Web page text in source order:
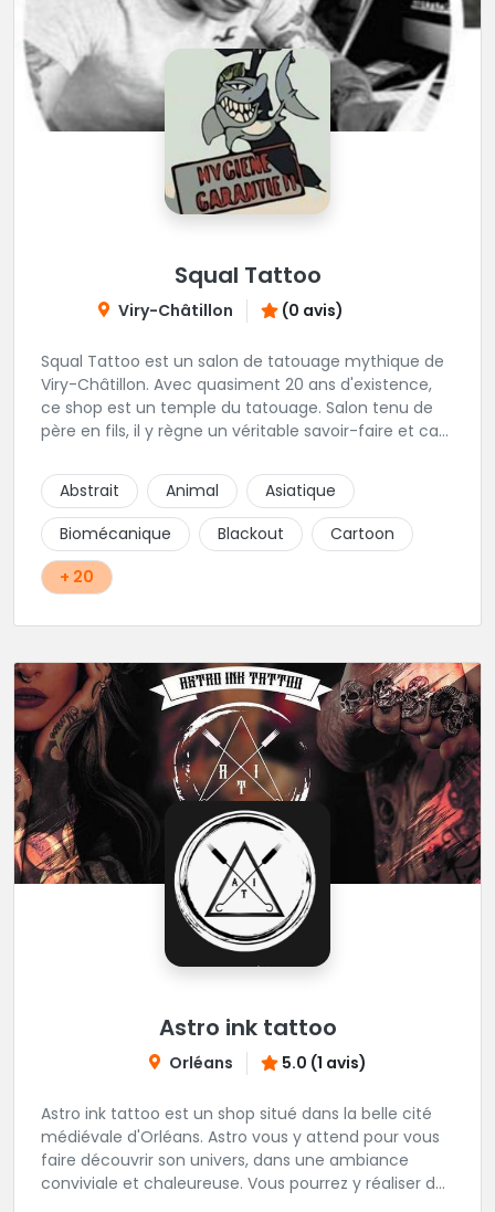
Squal Tattoo
Viry-Châtillon (0 avis)
Squal Tattoo est un salon de tatouage mythique de
Viry-Châtillon. Avec quasiment 20 ans d'existence,
ce shop est un temple du tatouage. Salon tenu de
père en fils, il y règne un véritable savoir-faire et ca
réalisés par les tatoueurs du shop. N'hésitez-plus,
Squal Tattoo est un véritable institution du tatouage
!!
Abstrait Animal
Asiatique
Biomécanique
Blackout
Cartoon
+ 20
Astro ink tattoo
Orléans 5.0 (1 avis)
Astro ink tattoo est un shop situé dans la belle cité
médiévale d'Orléans. Astro vous y attend pour vous
faire découvrir son univers, dans une ambiance
conviviale et chaleureuse. Vous pourrez y réaliser des